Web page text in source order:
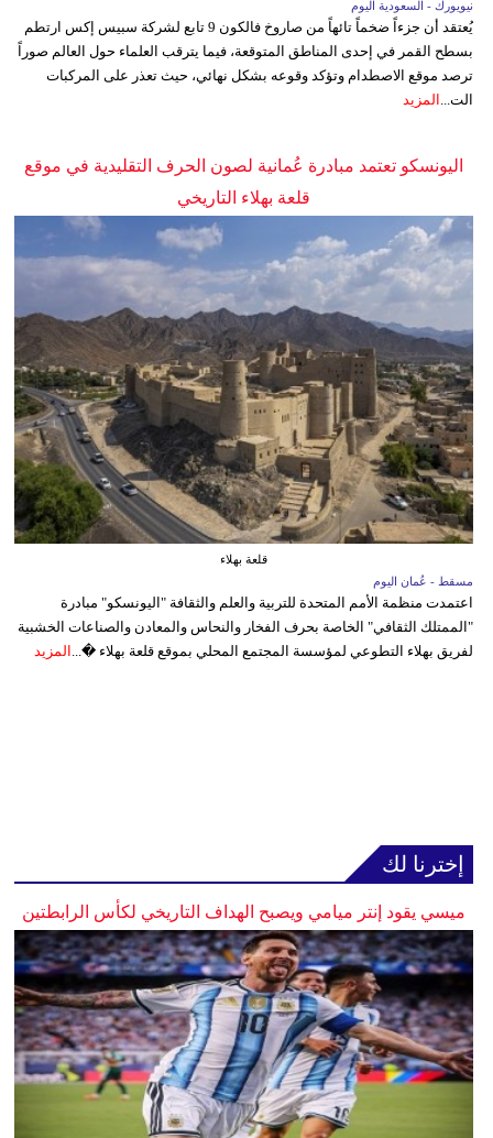
نيويورك - السعودية اليوم
يُعتقد أن جزءاً ضخماً تائهاً من صاروخ فالكون 9 تابع لشركة سبيس إكس ارتطم
بسطح القمر في إحدى المناطق المتوقعة، فيما يترقب العلماء حول العالم صوراً
ترصد موقع الاصطدام وتؤكد وقوعه بشكل نهائي، حيث تعذر على المركبات
الت... المزيد
اليونسكو تعتمد مبادرة عُمانية لصون الحرف التقليدية في موقع
قلعة بهلاء التاريخي
قلعة بهلاء
مسقط - عُمان اليوم
اعتمدت منظمة الأمم المتحدة للتربية والعلم والثقافة "اليونسكو" مبادرة
"الممتلك الثقافي" الخاصة بحرف الفخار والنحاس والمعادن والصناعات الخشبية
لفريق بهلاء التطوعي لمؤسسة المجتمع المحلي بموقع قلعة بهلاء �... المزيد
إخترنا لك
ميسي يقود إنتر ميامي ويصبح الهداف التاريخي لكأس الرابطتين